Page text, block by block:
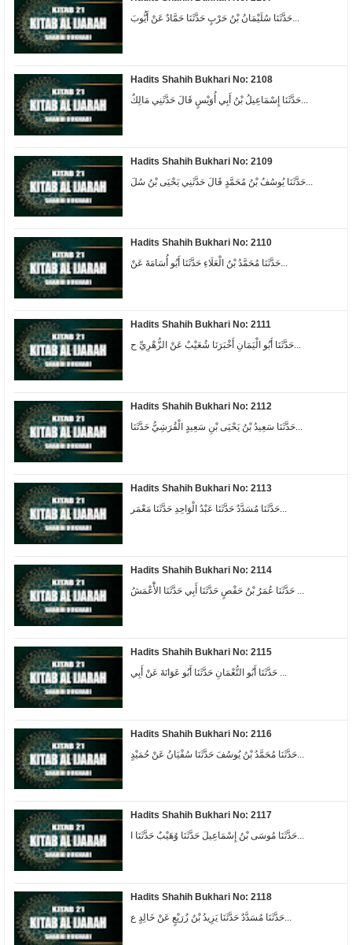
حَدَّثَنَا سُلَيْمَانُ بْنُ حَرْبٍ حَدَّثَنَا حَمَّادٌ عَنْ أَيُّوبَ...
Hadits Shahih Bukhari No: 2108
Hadits Shahih Bukhari No: 2109
Hadits Shahih Bukhari No: 2110
حَدَّثَنَا مُحَمَّدُ بْنُ الْعَلَاءِ حَدَّثَنَا أَبُو أُسَامَةَ عَنْ...
Hadits Shahih Bukhari No: 2111
حَدَّثَنَا أَبُو الْيَمَانِ أَخْبَرَنَا شُعَيْبٌ عَنْ الزُّهْرِيِّ ح...
Hadits Shahih Bukhari No: 2112
حَدَّثَنَا سَعِيدُ بْنُ يَحْيَى بْنِ سَعِيدٍ الْقُرَشِيُّ حَدَّثَنَا...
Hadits Shahih Bukhari No: 2113
حَدَّثَنَا مُسَدَّدٌ حَدَّثَنَا عَبْدُ الْوَاحِدِ حَدَّثَنَا مَعْمَر...
Hadits Shahih Bukhari No: 2114
ﺣَﺪَّﺛَﻨَﺎ ﻋُﻤَﺮُ ﺑْﻦُ ﺣَﻔْﺺٍ ﺣَﺪَّﺛَﻨَﺎ ﺃَﺑِﻲ ﺣَﺪَّﺛَﻨَﺎ ﺍﻷَْﻋْﻤَﺶُ ...
Hadits Shahih Bukhari No: 2115
Hadits Shahih Bukhari No: 2116
Hadits Shahih Bukhari No: 2117
حَدَّثَنَا مُوسَى بْنُ إِسْمَاعِيلَ حَدَّثَنَا وُهَيْبٌ حَدَّثَنَا ا...
Hadits Shahih Bukhari No: 2118
حَدَّثَنَا مُسَدَّدٌ حَدَّثَنَا يَزِيدُ بْنُ زُرَيْعٍ عَنْ خَالِدٍ ع...